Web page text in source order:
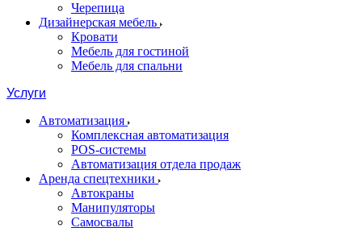
Черепица
Дизайнерская мебель
Кровати
Мебель для гостиной
Мебель для спальни
Услуги
Автоматизация
Комплексная автоматизация
POS-системы
Автоматизация отдела продаж
Аренда спецтехники
Автокраны
Манипуляторы
Самосвалы